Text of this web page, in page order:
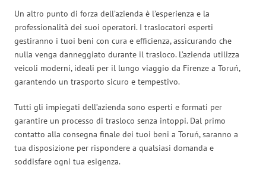
Un altro punto di forza dell’azienda è l’esperienza e la
professionalità dei suoi operatori. I traslocatori esperti
gestiranno i tuoi beni con cura e efficienza, assicurando che
nulla venga danneggiato durante il trasloco. L’azienda utilizza
veicoli moderni, ideali per il lungo viaggio da Firenze a Toruń,
garantendo un trasporto sicuro e tempestivo.
Tutti gli impiegati dell’azienda sono esperti e formati per
garantire un processo di trasloco senza intoppi. Dal primo
contatto alla consegna finale dei tuoi beni a Toruń, saranno a
tua disposizione per rispondere a qualsiasi domanda e
soddisfare ogni tua esigenza.